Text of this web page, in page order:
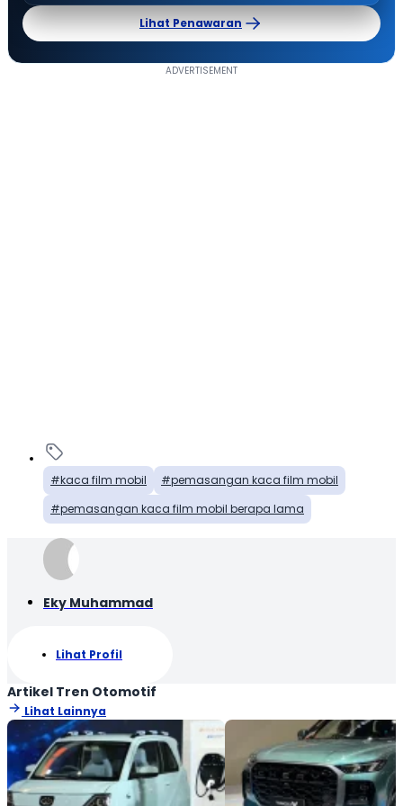
Lihat Penawaran
kaca film mobil
pemasangan kaca film mobil
pemasangan kaca film mobil berapa lama
Eky Muhammad
Lihat Profil
Artikel Tren Otomotif
Lihat Lainnya